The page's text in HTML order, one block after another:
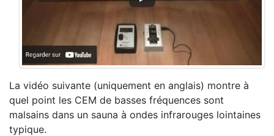
La vidéo suivante (uniquement en anglais) montre à
quel point les CEM de basses fréquences sont
malsains dans un sauna à ondes infrarouges lointaines
typique.